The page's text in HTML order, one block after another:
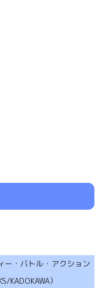
ー・バトル・アクション
KADOKAWA）